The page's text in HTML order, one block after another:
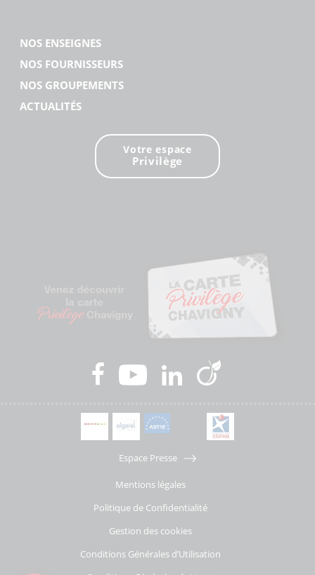
NOS ENSEIGNES
NOS FOURNISSEURS
NOS GROUPEMENTS
ACTUALITÉS
Votre espace
Privilège
Espace Presse
Mentions légales
Politique de Confidentialité
Gestion des cookies
Conditions Générales d’Utilisation